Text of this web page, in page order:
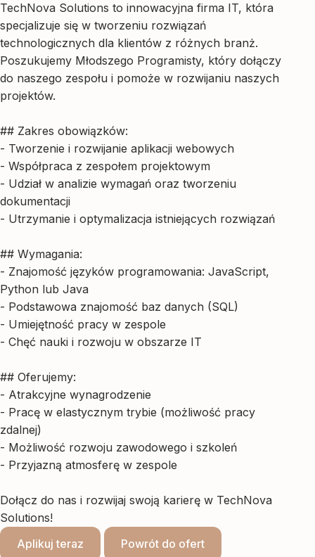
TechNova Solutions to innowacyjna firma IT, która
specjalizuje się w tworzeniu rozwiązań
technologicznych dla klientów z różnych branż.
Poszukujemy Młodszego Programisty, który dołączy
do naszego zespołu i pomoże w rozwijaniu naszych
projektów.
## Zakres obowiązków:
- Tworzenie i rozwijanie aplikacji webowych
- Współpraca z zespołem projektowym
- Udział w analizie wymagań oraz tworzeniu
dokumentacji
- Utrzymanie i optymalizacja istniejących rozwiązań
## Wymagania:
- Znajomość języków programowania: JavaScript,
Python lub Java
- Podstawowa znajomość baz danych (SQL)
- Umiejętność pracy w zespole
- Chęć nauki i rozwoju w obszarze IT
## Oferujemy:
- Atrakcyjne wynagrodzenie
- Pracę w elastycznym trybie (możliwość pracy
zdalnej)
- Możliwość rozwoju zawodowego i szkoleń
- Przyjazną atmosferę w zespole
Dołącz do nas i rozwijaj swoją karierę w TechNova
Solutions!
Aplikuj teraz
Powrót do ofert